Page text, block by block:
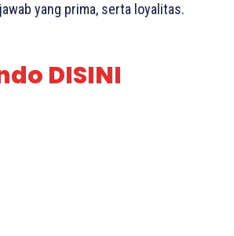
yang prima, serta loyalitas.
DISINI